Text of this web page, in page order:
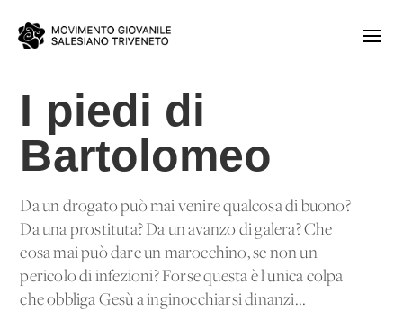
I piedi di
Bartolomeo
Da un drogato può mai venire qualcosa di buono?
Da una prostituta? Da un avanzo di galera? Che
cosa mai può dare un marocchino, se non un
pericolo di infezioni? Forse questa è l'unica colpa
che obbliga Gesù a inginocchiarsi dinanzi...